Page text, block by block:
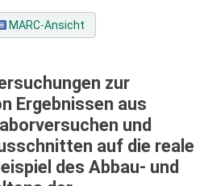
MARC-Ansicht
zur
Ergebnissen aus
und
auf die reale
des Abbau- und